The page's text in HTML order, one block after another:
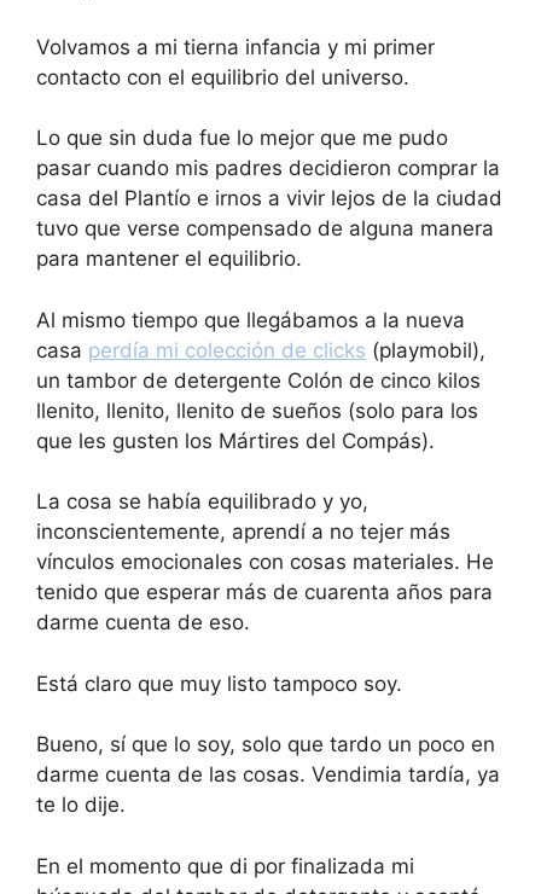
Volvamos a mi tierna infancia y mi primer
contacto con el equilibrio del universo.
Lo que sin duda fue lo mejor que me pudo
pasar cuando mis padres decidieron comprar la
casa del Plantío e irnos a vivir lejos de la ciudad
tuvo que verse compensado de alguna manera
para mantener el equilibrio.
Al mismo tiempo que llegábamos a la nueva
casa perdía mi colección de clicks (playmobil),
un tambor de detergente Colón de cinco kilos
llenito, llenito, llenito de sueños (solo para los
que les gusten los Mártires del Compás).
La cosa se había equilibrado y yo,
inconscientemente, aprendí a no tejer más
vínculos emocionales con cosas materiales. He
tenido que esperar más de cuarenta años para
darme cuenta de eso.
Está claro que muy listo tampoco soy.
Bueno, sí que lo soy, solo que tardo un poco en
darme cuenta de las cosas. Vendimia tardía, ya
te lo dije.
En el momento que di por finalizada mi